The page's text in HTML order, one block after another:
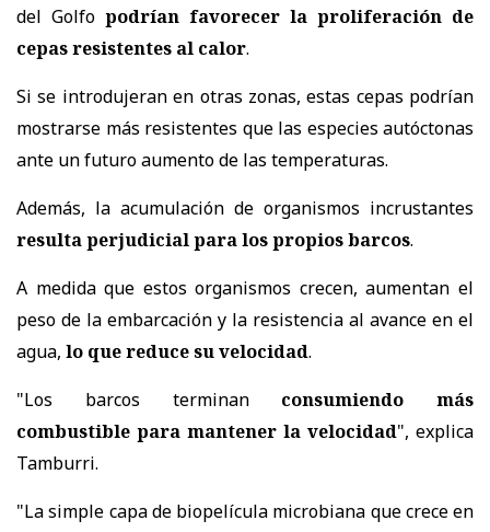
del Golfo podrían favorecer la proliferación de
cepas resistentes al calor.
Si se introdujeran en otras zonas, estas cepas podrían
mostrarse más resistentes que las especies autóctonas
ante un futuro aumento de las temperaturas.
Además, la acumulación de organismos incrustantes
resulta perjudicial para los propios barcos.
A medida que estos organismos crecen, aumentan el
peso de la embarcación y la resistencia al avance en el
agua, lo que reduce su velocidad.
"Los barcos terminan consumiendo más
combustible para mantener la velocidad", explica
Tamburri.
"La simple capa de biopelícula microbiana que crece en